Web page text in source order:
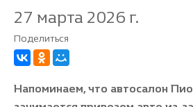
27 марта 2026 г.
Поделиться
Напоминаем, что автосалон